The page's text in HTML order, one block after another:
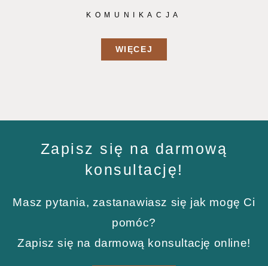
KOMUNIKACJA
WIĘCEJ
Zapisz się na darmową
konsultację!
Masz pytania, zastanawiasz się jak mogę Ci
pomóc?
Zapisz się na darmową konsultację online!